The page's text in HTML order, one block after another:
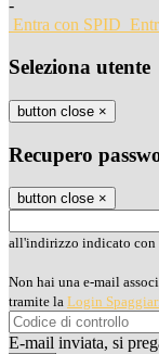
-
Entra con SPID
Seleziona utente
button close ×
Recupero
button close ×
all'indirizzo indicato con
Non hai una e-mail
tramite la Login
E-mail inviata, si